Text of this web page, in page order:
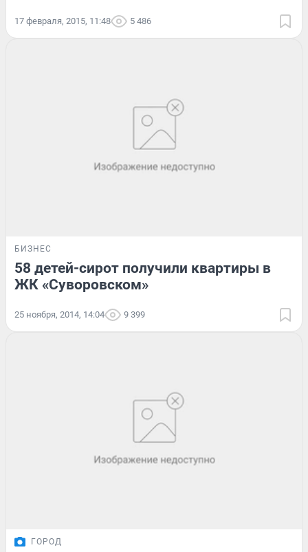
17 февраля, 2015, 11:48 5 486
БИЗНЕС
58 детей-сирот получили квартиры в
ЖК «Суворовском»
25 ноября, 2014, 14:04 9 399
ГОРОД